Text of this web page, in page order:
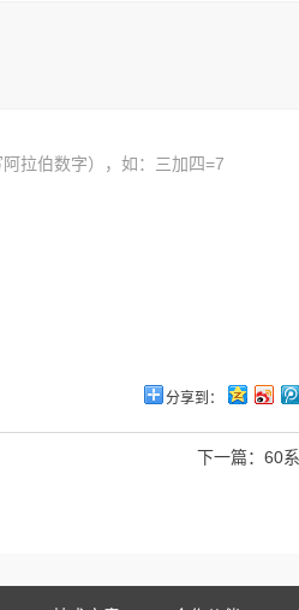
拉伯数字），如：三加四=7
分享到：
下一篇： 60